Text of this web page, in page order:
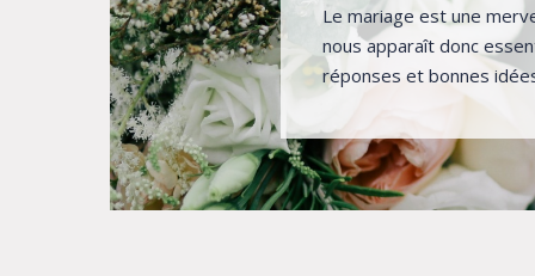
Le mariage est une
nous apparaît donc
réponses et bonnes